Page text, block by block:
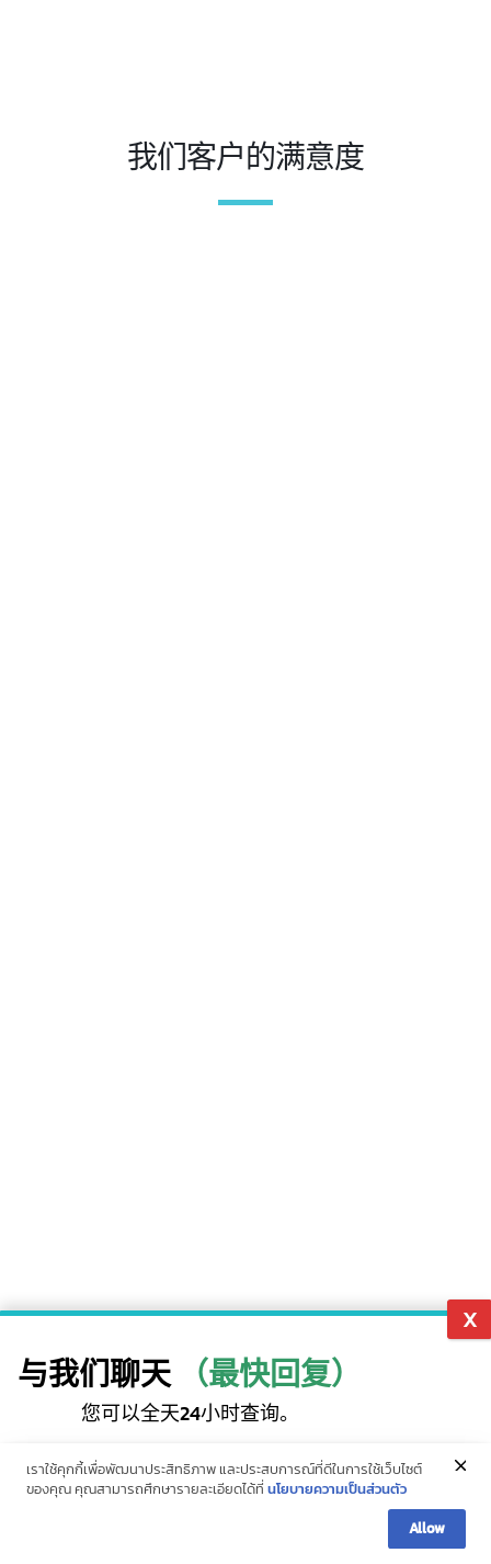
我们客户的满意度
与我们聊天 （最快回复）
您可以全天24小时查询。
Add LINE
热线（10条）